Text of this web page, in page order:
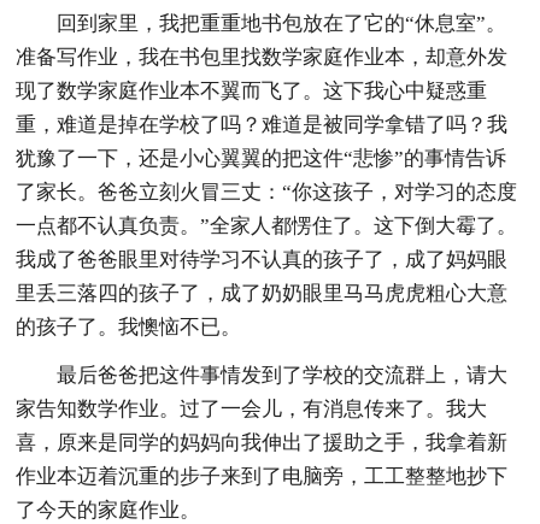
回到家里，我把重重地书包放在了它的“休息室”。
准备写作业，我在书包里找数学家庭作业本，却意外发
现了数学家庭作业本不翼而飞了。这下我心中疑惑重
重，难道是掉在学校了吗？难道是被同学拿错了吗？我
犹豫了一下，还是小心翼翼的把这件“悲惨”的事情告诉
了家长。爸爸立刻火冒三丈：“你这孩子，对学习的态度
一点都不认真负责。”全家人都愣住了。这下倒大霉了。
我成了爸爸眼里对待学习不认真的孩子了，成了妈妈眼
里丢三落四的孩子了，成了奶奶眼里马马虎虎粗心大意
的孩子了。我懊恼不已。
最后爸爸把这件事情发到了学校的交流群上，请大
家告知数学作业。过了一会儿，有消息传来了。我大
喜，原来是同学的妈妈向我伸出了援助之手，我拿着新
作业本迈着沉重的步子来到了电脑旁，工工整整地抄下
了今天的家庭作业。